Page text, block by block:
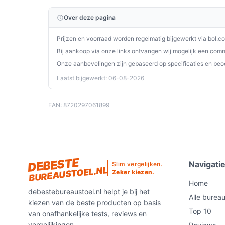
Conclusie
De ergonomische bureaustoel is een
duurzaamheid zoekt tijdens lange uren van
robuuste constructie is het een waardevolle
perfect past bij jouw behoeften!
Over deze pagina
Prijzen en voorraad worden regelmatig bijgewerkt via
Bij aankoop via onze links ontvangen wij mogelijk een
Onze aanbevelingen zijn gebaseerd op specificaties en
Laatst bijgewerkt: 06-08-2026
EAN: 8720297061899
DEBESTE
BUREAUSTOEL.NL
Slim vergelijken.
Zeker kiezen.
debestebureaustoel.nl helpt je bij het
kiezen van de beste producten op basis
van onafhankelijke tests, reviews en
Navigatie
Home
Alle
Top 10